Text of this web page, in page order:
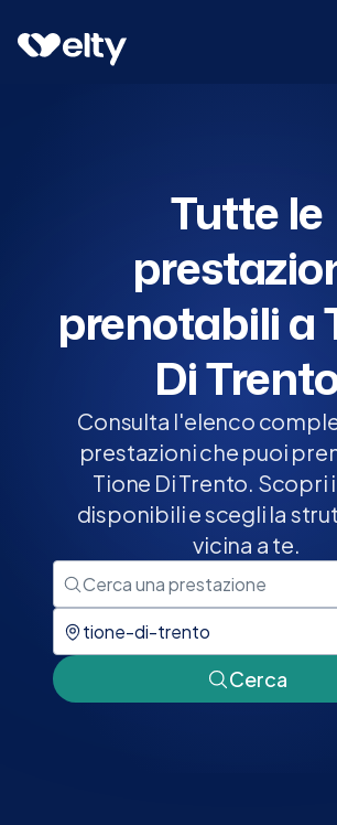
Prenota visita
Tutte le
prenotabili a
Di
Consulta l'elenco
prestazioni che puoi
Tione Di Trento. Scopri
disponibili e scegli la
vicina a te.
Cerca